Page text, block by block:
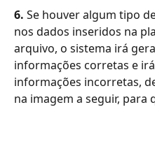
6. Se houver algum tipo
nos dados inseridos na
arquivo, o sistema irá
informações corretas e
informações incorretas,
na imagem a seguir, para